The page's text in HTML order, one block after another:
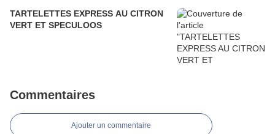
TARTELETTES EXPRESS AU CITRON
VERT ET SPECULOOS
Commentaires
Ajouter un commentaire